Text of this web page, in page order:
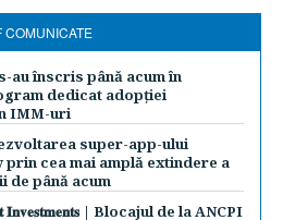
COMUNICATE
au înscris până acum în
dedicat adopției
IMM-uri
super-app-ului
prin cea mai amplă extindere a
până acum
𝐈𝐧𝐯𝐞𝐬𝐭𝐦𝐞𝐧𝐭𝐬 | Blocajul de la ANCPI